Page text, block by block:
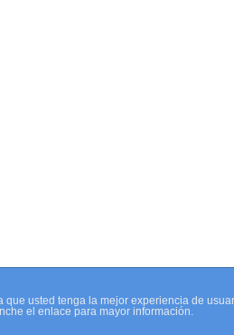
que usted tenga la mejor experiencia de
el enlace para mayor información.